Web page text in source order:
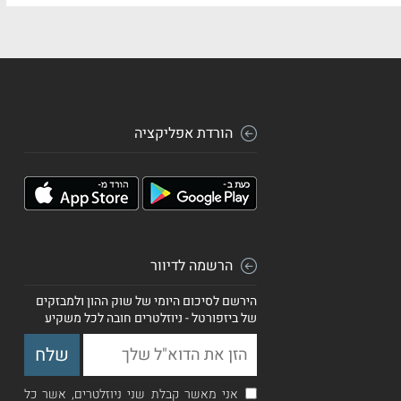
הורדת אפליקציה
הרשמה לדיוור
הירשם לסיכום היומי של שוק ההון ולמבזקים
של ביזפורטל - ניוזלטרים חובה לכל משקיע
אני מאשר קבלת שני ניוזלטרים, אשר כל